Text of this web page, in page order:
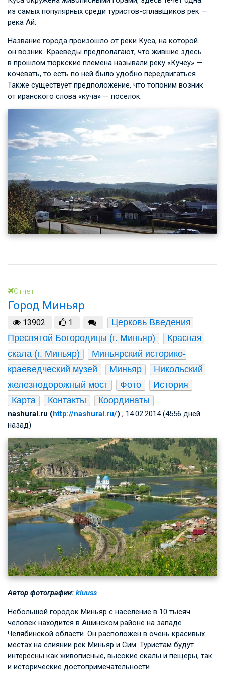
из самых популярных среди туристов-сплавщиков рек —
река Ай.
Название города произошло от реки Куса, на которой
он возник. Краеведы предполагают, что жившие здесь
в прошлом тюркские племена называли реку «Кучеу» —
кочевать, то есть по ней было удобно передвигаться.
Также существует предположение, что топоним возник
от иранского слова «куча» — поселок.
Отчет
Город Миньяр
13902 1
Церковь Введения
Пресвятой Богородицы (г. Миньяр)
Красная
скала (г. Миньяр)
Миньярский историко-
краеведческий музей
Миньяр
Никольский
железнодорожный мост
Фото
История
Карта
Контакты Координаты
nashural.ru (http://nashural.ru/) , 14.02.2014 (4556 дней
назад)
Автор фотографии: kluuss
Небольшой городок Миньяр с население в 10 тысяч
человек находится в Ашинском районе на западе
Челябинской области. Он расположен в очень красивых
местах на слиянии рек Миньяр и Сим. Туристам будут
интересны как живописные, высокие скалы и пещеры, так
и исторические достопримечательности.